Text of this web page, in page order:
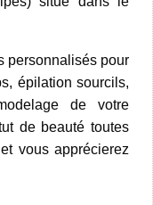
personnalisés pour
épilation sourcils,
de votre
de beauté toutes
vous apprécierez